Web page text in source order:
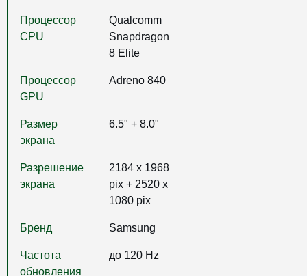
Процессор
CPU
Qualcomm
Snapdragon
8 Elite
Процессор
GPU
Adreno 840
Размер
экрана
6.5" + 8.0"
Разрешение
экрана
2184 x 1968
pix + 2520 x
1080 pix
Бренд Samsung
Частота
обновления
до 120 Hz